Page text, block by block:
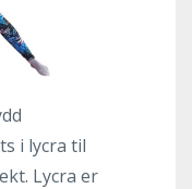
i lycra til
Lycra er